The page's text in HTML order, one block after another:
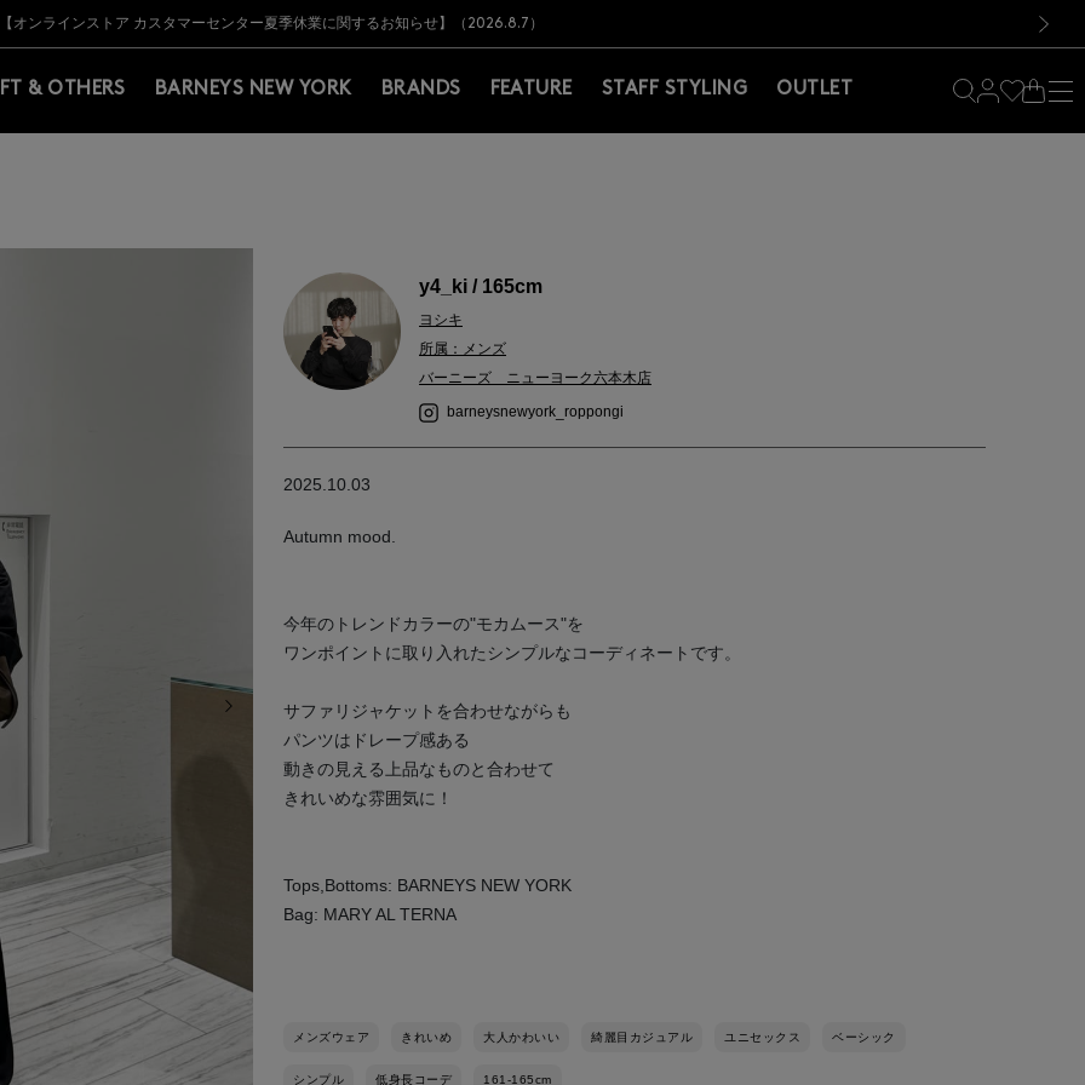
BARNEYS＞会員のお客様は11,000円（税込）以上のお買上げで常時送料無料！お買い物の際は会員登録を！
【夏季休業に伴う出荷一時停止のお知らせ】(2026.8.7)
【オンラインストア カスタマーセンター夏季休業に関するお知らせ】（2026.8.7）
【夏季休業に伴う返品・交換承り一時停止のお知らせ】（2026.8.5）
熊本県を中心とした地震の影響によるお荷物のお届けについて
【開催中】SUMMER SALEのご案内・ご注意事項
BARNEYS＞会員のお客様は11,000円（税込）以上のお買上げで常時送料無料！お買い物の際は会員登録を！
【夏季休業に伴う出荷一時停止のお知らせ】(2026.8.7)
& OTHERS BARNEYS NEW YORK BRANDS FEATURE STAFF STYLING OUTLET
次の画像
y4_ki / 165cm
ヨシキ
所属：メンズ
バーニーズ ニューヨーク六本木店
barneysnewyork_roppongi
2025.10.03
Autumn mood.
今年のトレンドカラーの"モカムース"を
ワンポイントに取り入れたシンプルなコーディネートです。
サファリジャケットを合わせながらも
パンツはドレープ感ある
動きの見える上品なものと合わせて
きれいめな雰囲気に！
Tops,Bottoms: BARNEYS NEW YORK
Bag: MARY AL TERNA
メンズウェア きれいめ 大人かわいい 綺麗目カジュアル ユニセックス ベーシック
シンプル 低身長コーデ 161-165cm